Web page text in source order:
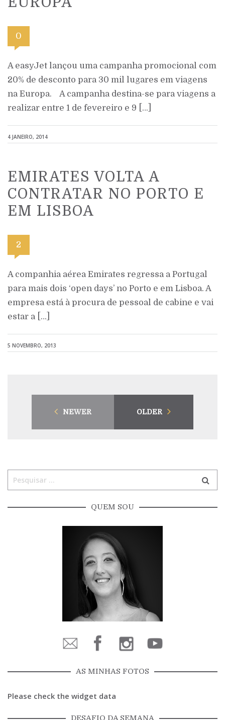
0
A easyJet lançou uma campanha promocional com
20% de desconto para 30 mil lugares em viagens
na Europa. A campanha destina-se para viagens a
realizar entre 1 de fevereiro e 9 […]
4 JANEIRO, 2014
EMIRATES VOLTA A
CONTRATAR NO PORTO E
EM LISBOA
2
A companhia aérea Emirates regressa a Portugal
para mais dois ‘open days’ no Porto e em Lisboa. A
empresa está à procura de pessoal de cabine e vai
estar a […]
5 NOVEMBRO, 2013
NEWER OLDER
QUEM SOU
AS MINHAS FOTOS
Please check the widget data
DESAFIO DA SEMANA